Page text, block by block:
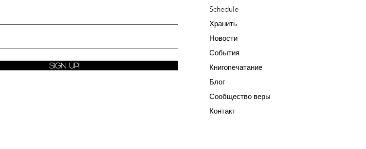
Sign Up!
Schedule
Хранить
Новости
События
Книгопечатание
Блог
Сообщество веры
Контакт